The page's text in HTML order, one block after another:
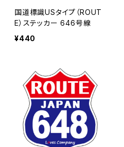
国道標識USタイプ（ROUT
E）ステッカー 646号線
¥440